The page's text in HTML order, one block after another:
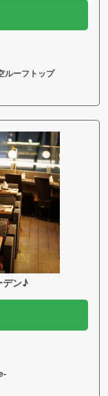
ルーフトップ
デン♪